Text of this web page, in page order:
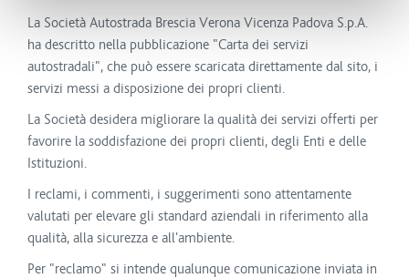
La Società Autostrada Brescia Verona Vicenza Padova S.p.A.
ha descritto nella pubblicazione "Carta dei servizi
autostradali", che può essere scaricata direttamente dal sito, i
servizi messi a disposizione dei propri clienti.
La Società desidera migliorare la qualità dei servizi offerti per
favorire la soddisfazione dei propri clienti, degli Enti e delle
Istituzioni.
I reclami, i commenti, i suggerimenti sono attentamente
valutati per elevare gli standard aziendali in riferimento alla
qualità, alla sicurezza e all'ambiente.
Per "reclamo" si intende qualunque comunicazione inviata in